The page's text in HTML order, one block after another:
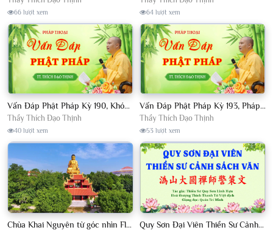
66 lượt xem 64 lượt xem
Vấn Đáp Phật Pháp Kỳ 190, Khóa Tu Sinh Viên Con Kể Bụt Nghe Tháng 05, 2023 TT. Thích Đạo Thịnh - CKN
Thầy Thích Đạo Thịnh
40 lượt xem
Vấn Đáp Phật Pháp Kỳ 193, Pháp Hội TPTTHN Tháng 04/2023 TT. Thích Đạo Thịnh - CKN
Thầy Thích Đạo Thịnh
53 lượt xem
Chùa Khai Nguyên từ góc nhìn Flycam Quy Sơn Đại Viên Thiền Sư Cảnh Sách Văn - HT Thích Thanh Từ Việt dịch